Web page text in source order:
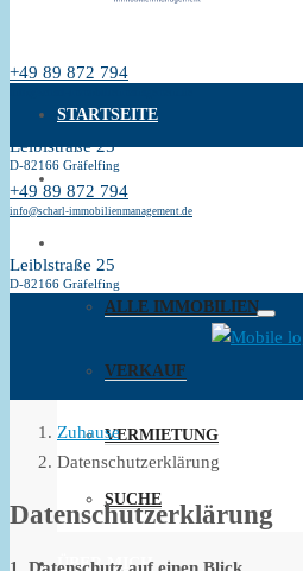
+49 89 872 794
Leiblstraße 25
D-82166 Gräfelfing
STARTSEITE
ALLE IMMOBILIEN
VERKAUF
VERMIETUNG
SUCHE
ÜBER MICH
+49 89 872 794
info@scharl-immobilienmanagement.de
Leiblstraße 25
D-82166 Gräfelfing
Zuhause
Datenschutzerklärung
Datenschutzerklärung
1. Datenschutz auf einen Blick